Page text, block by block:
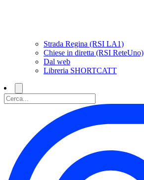
Strada Regina (RSI LA1)
Chiese in diretta (RSI ReteUno)
Dal web
Libreria SHORTCATT